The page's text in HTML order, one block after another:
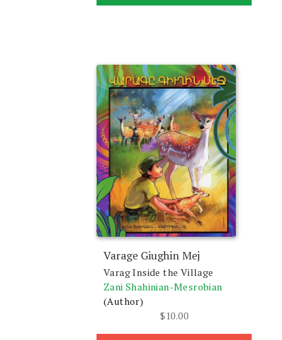
Varage Giughin Mej
Varag Inside the Village
Zani Shahinian-Mesrobian
(Author)
$10.00